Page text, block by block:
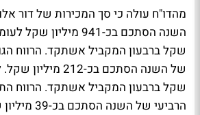
מהדו"ח עולה כי סך המכירות של דור
שקל ברבעון המקביל אשתקד. הרווח
שקל ברבעון המקביל אשתקד. הרווח